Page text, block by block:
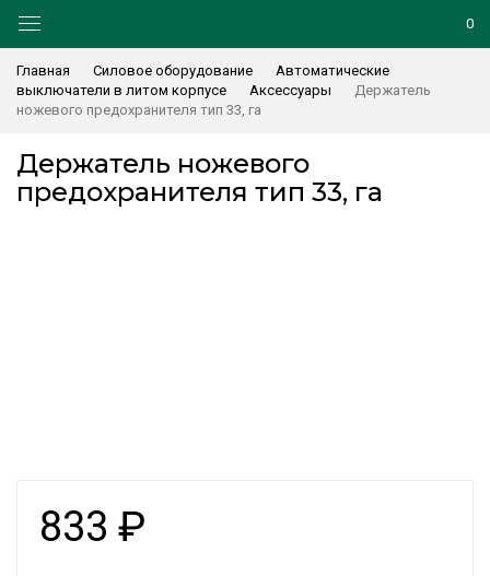
0
Главная Силовое оборудование
Автоматические
выключатели в литом корпусе
Аксессуары
Держатель
ножевого предохранителя тип 33, га
Держатель ножевого
предохранителя тип 33, га
833 ₽